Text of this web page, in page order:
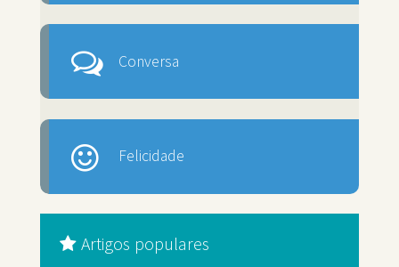
Conversa
Felicidade
Artigos populares